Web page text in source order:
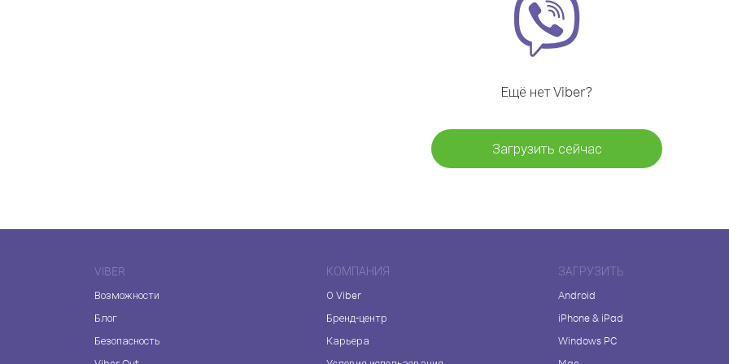
Ещё нет Viber?
Загрузить сейчас
VIBER
Возможности
Блог
Безопасность
КОМПАНИЯ
О Viber
Бренд-центр
Карьера
ЗАГРУЗИТЬ
Android
iPhone & iPad
Windows PC